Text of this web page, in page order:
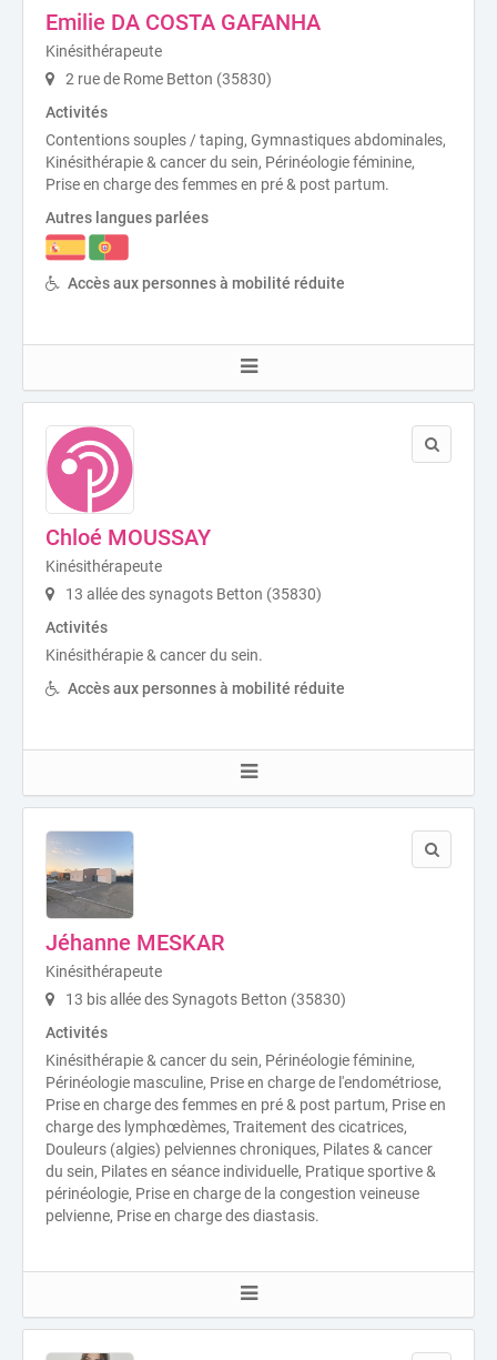
Emilie DA COSTA GAFANHA
Kinésithérapeute
2 rue de Rome Betton (35830)
Activités
Contentions souples / taping, Gymnastiques abdominales,
Kinésithérapie & cancer du sein, Périnéologie féminine,
Prise en charge des femmes en pré & post partum.
Autres langues parlées
Accès aux personnes à mobilité réduite
Chloé MOUSSAY
Kinésithérapeute
13 allée des synagots Betton (35830)
Activités
Kinésithérapie & cancer du sein.
Accès aux personnes à mobilité réduite
Jéhanne MESKAR
Kinésithérapeute
13 bis allée des Synagots Betton (35830)
Activités
Kinésithérapie & cancer du sein, Périnéologie féminine,
Périnéologie masculine, Prise en charge de l'endométriose,
Prise en charge des femmes en pré & post partum, Prise en
charge des lymphœdèmes, Traitement des cicatrices,
Douleurs (algies) pelviennes chroniques, Pilates & cancer
du sein, Pilates en séance individuelle, Pratique sportive &
périnéologie, Prise en charge de la congestion veineuse
pelvienne, Prise en charge des diastasis.